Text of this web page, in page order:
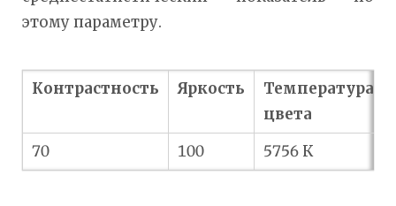
этому параметру.
Контрастность Яркость
Температура
цвета
70
100 5756 К